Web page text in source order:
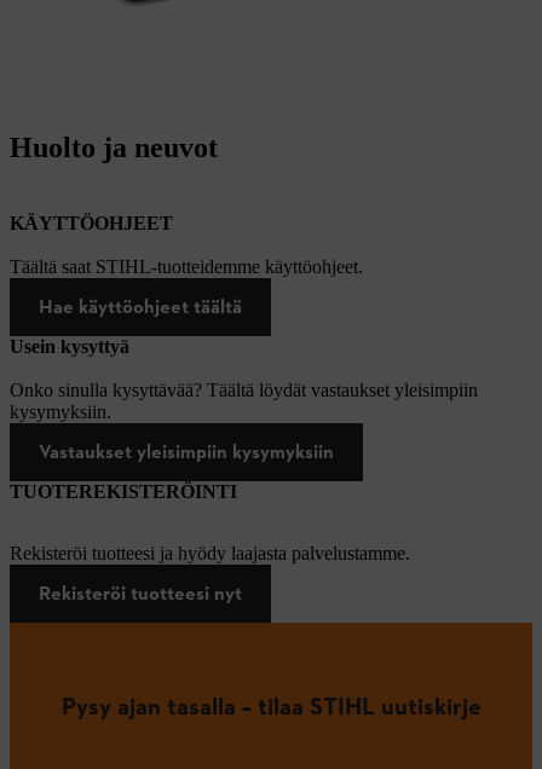
Huolto ja neuvot
KÄYTTÖOHJEET
Täältä saat STIHL-tuotteidemme käyttöohjeet.
Hae käyttöohjeet täältä
Usein kysyttyä
Onko sinulla kysyttävää? Täältä löydät vastaukset yleisimpiin
kysymyksiin.
Vastaukset yleisimpiin kysymyksiin
TUOTEREKISTERÖINTI
Rekisteröi tuotteesi ja hyödy laajasta palvelustamme.
Rekisteröi tuotteesi nyt
Pysy ajan tasalla – tilaa STIHL uutiskirje